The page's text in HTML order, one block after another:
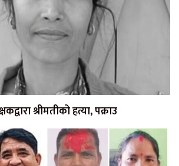
श्रीमतीको हत्या, पक्राउ